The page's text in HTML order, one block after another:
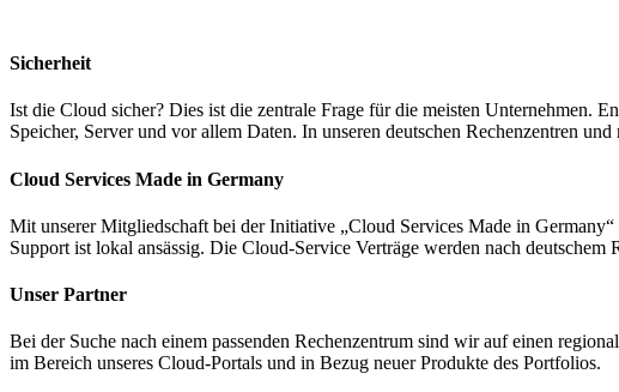
Sicherheit
Ist die Cloud sicher? Dies ist die zentrale Frage für die meisten Unternehmen.
Speicher, Server und vor allem Daten. In unseren deutschen Rechenzentren
Cloud Services Made in Germany
Mit unserer Mitgliedschaft bei der Initiative „Cloud Services Made in
Support ist lokal ansässig. Die Cloud-Service Verträge werden nach
Unser Partner
Bei der Suche nach einem passenden Rechenzentrum sind wir auf einen
im Bereich unseres Cloud-Portals und in Bezug neuer Produkte des Portfolios.